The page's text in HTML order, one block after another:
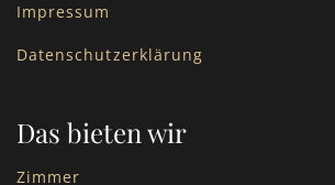
Impressum
Datenschutzerklärung
Das bieten wir
Zimmer